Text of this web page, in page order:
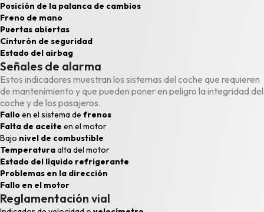
Posición de la palanca de cambios
Freno de mano
Puertas abiertas
Cinturón de seguridad
Estado del airbag
Señales de alarma
Estos indicadores muestran los sistemas del coche que requieren
de mantenimiento y que pueden poner en peligro la integridad del
coche y de los pasajeros.
Falloen el sistema de frenos
Falta de aceite en el motor
Bajo nivel de combustible
Temperaturaalta del motor
Estado del líquido refrigerante
Problemas en la dirección
Fallo en el motor
Reglamentación vial